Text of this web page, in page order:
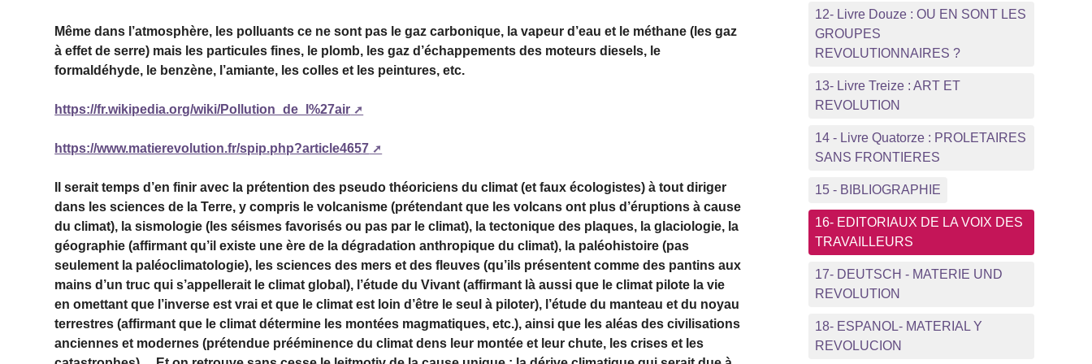
Même dans l’atmosphère, les polluants ce ne sont pas le gaz carbonique, la vapeur d’eau et le méthane (les gaz
à effet de serre) mais les particules fines, le plomb, les gaz d’échappements des moteurs diesels, le
formaldéhyde, le benzène, l’amiante, les colles et les peintures, etc.
https://fr.wikipedia.org/wiki/Pollution_de_l%27air
https://www.matierevolution.fr/spip.php?article4657
Il serait temps d’en finir avec la prétention des pseudo théoriciens du climat (et faux écologistes) à tout diriger
dans les sciences de la Terre, y compris le volcanisme (prétendant que les volcans ont plus d’éruptions à cause
du climat), la sismologie (les séismes favorisés ou pas par le climat), la tectonique des plaques, la glaciologie, la
géographie (affirmant qu’il existe une ère de la dégradation anthropique du climat), la paléohistoire (pas
seulement la paléoclimatologie), les sciences des mers et des fleuves (qu’ils présentent comme des pantins aux
mains d’un truc qui s’appellerait le climat global), l’étude du Vivant (affirmant là aussi que le climat pilote la vie
en omettant que l’inverse est vrai et que le climat est loin d’être le seul à piloter), l’étude du manteau et du noyau
terrestres (affirmant que le climat détermine les montées magmatiques, etc.), ainsi que les aléas des civilisations
anciennes et modernes (prétendue prééminence du climat dens leur montée et leur chute, les crises et les
12- Livre Douze : OU EN SONT LES
GROUPES
REVOLUTIONNAIRES ?
13- Livre Treize : ART ET
REVOLUTION
14 - Livre Quatorze : PROLETAIRES
SANS FRONTIERES
15 - BIBLIOGRAPHIE
16- EDITORIAUX DE LA VOIX DES
TRAVAILLEURS
17- DEUTSCH - MATERIE UND
REVOLUTION
18- ESPANOL- MATERIAL Y
REVOLUCION